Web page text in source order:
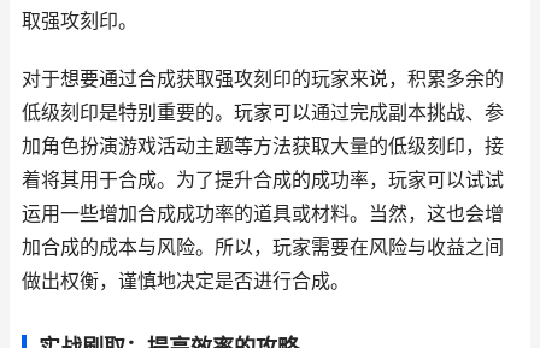
取强攻刻印。
对于想要通过合成获取强攻刻印的玩家来说，积累多余的
低级刻印是特别重要的。玩家可以通过完成副本挑战、参
加角色扮演游戏活动主题等方法获取大量的低级刻印，接
着将其用于合成。为了提升合成的成功率，玩家可以试试
运用一些增加合成成功率的道具或材料。当然，这也会增
加合成的成本与风险。所以，玩家需要在风险与收益之间
做出权衡，谨慎地决定是否进行合成。